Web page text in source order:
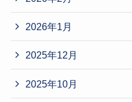
2026年1月
2025年12月
2025年10月